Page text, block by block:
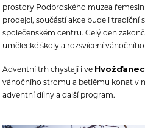
prostory Podbrdského muzea
prodejci, součástí akce bude i tradiční
společenském centru. Celý den
umělecké školy a rozsvícení
Adventní trh chystají i ve
vánočního stromu a betlému konat v
adventní dílny a další program.